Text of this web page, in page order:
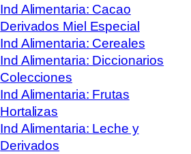
Ind Alimentaria: Cacao
Derivados Miel Especial
Ind Alimentaria: Cereales
Ind Alimentaria: Diccionarios
Colecciones
Ind Alimentaria: Frutas
Hortalizas
Ind Alimentaria: Leche y
Derivados